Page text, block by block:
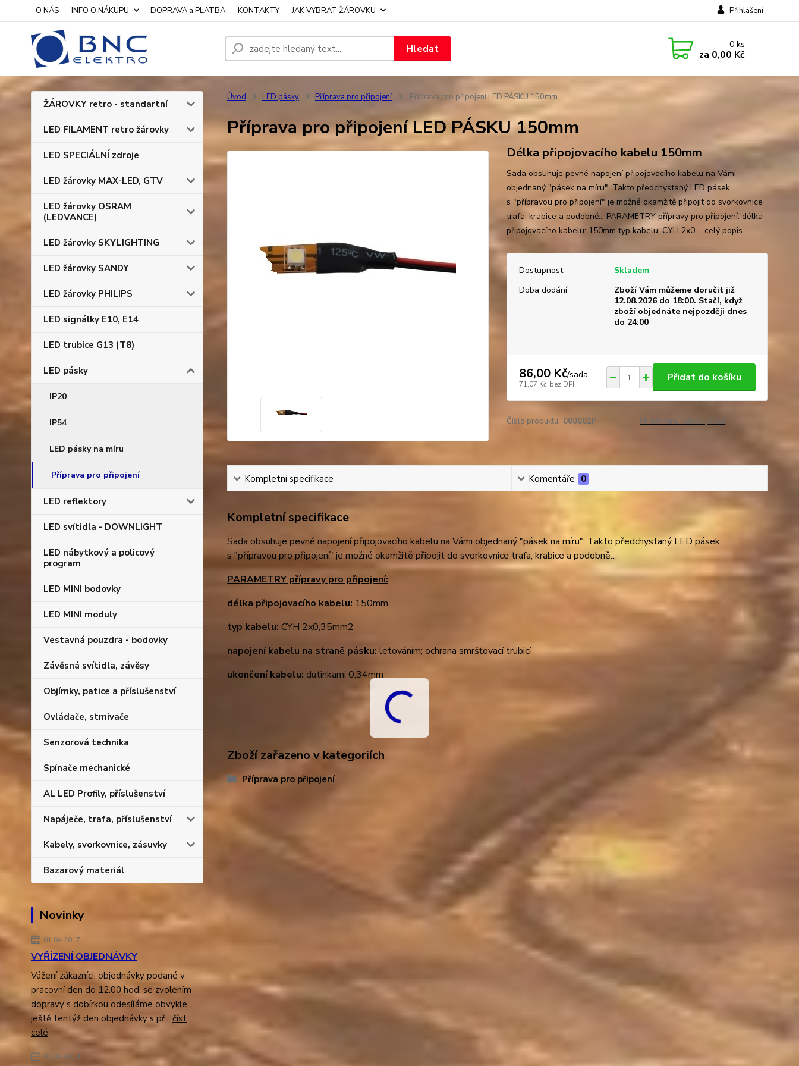
O NÁS INFO O NÁKUPU DOPRAVA a PLATBA KONTAKTY JAK VYBRAT ŽÁROVKU Přihlášení
Hledat 0ks
za 0,00 Kč
ŽÁROVKY retro - standartní
LED FILAMENT retro žárovky
LED SPECIÁLNÍ zdroje
LED žárovky MAX-LED, GTV
LED žárovky OSRAM
(LEDVANCE)
LED žárovky SKYLIGHTING
LED žárovky SANDY
LED žárovky PHILIPS
LED signálky E10, E14
LED trubice G13 (T8)
LED pásky
IP20
IP54
LED pásky na míru
Příprava pro připojení
LED reflektory
LED svítidla - DOWNLIGHT
LED nábytkový a policový
program
LED MINI bodovky
LED MINI moduly
Vestavná pouzdra - bodovky
Závěsná svítidla, závěsy
Objímky, patice a příslušenství
Ovládače, stmívače
Senzorová technika
Spínače mechanické
AL LED Profily, příslušenství
Napáječe, trafa, příslušenství
Kabely, svorkovnice, zásuvky
Bazarový materiál
Novinky
01.04.2017
VYŘÍZENÍ OBJEDNÁVKY
Vážení zákazníci, objednávky podané v
pracovní den do 12.00 hod. se zvolením
dopravy s dobírkou odesíláme obvykle
ještě tentýž den objednávky s př... číst
celé
03.04.2014
Úvod LED pásky Příprava pro připojení Příprava pro připojení LED PÁSKU 150mm
Příprava pro připojení LED PÁSKU 150mm
Délka připojovacího kabelu 150mm
Sada obsuhuje pevné napojení připojovacího kabelu na Vámi
objednaný "pásek na míru". Takto předchystaný LED pásek
s "přípravou pro připojení" je možné okamžitě připojit do svorkovnice
trafa, krabice a podobně... PARAMETRY přípravy pro připojení: délka
připojovacího kabelu: 150mm typ kabelu: CYH 2x0,... celý popis
Dostupnost
Skladem
Doba dodání
Zboží Vám můžeme doručit již
12.08.2026 do 18:00. Stačí, když
zboží objednáte nejpozději dnes
do 24:00
86,00 Kč/sada
71,07 Kč bez DPH
Přidat do košíku
Číslo produktu: 000001P Hlídat cenu / dostupnost
Kompletní specifikace Komentáře 0
Kompletní specifikace
Sada obsuhuje pevné napojení připojovacího kabelu na Vámi objednaný "pásek na míru". Takto předchystaný LED pásek
s "přípravou pro připojení" je možné okamžitě připojit do svorkovnice trafa, krabice a podobně...
PARAMETRY přípravy pro připojení:
délka připojovacího kabelu: 150mm
typ kabelu: CYH 2x0,35mm2
napojení kabelu na straně pásku: letováním; ochrana smršťovací trubicí
ukončení kabelu: dutinkami 0,34mm
Zboží zařazeno v kategoriích
Příprava pro připojení